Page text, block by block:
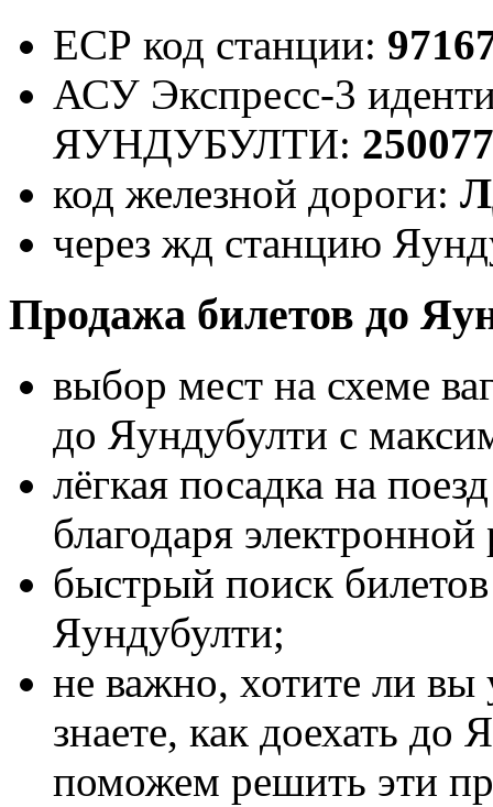
ЕСР код станции:
АСУ Экспресс-3
ЯУНДУБУЛТИ:
код железной дороги:
через жд станцию
Продажа билетов до
выбор мест на схеме
до Яундубулти с
лёгкая посадка на
благодаря
быстрый поиск
Яундубулти;
не важно, хотите ли вы
знаете, как доехать
поможем решить эти